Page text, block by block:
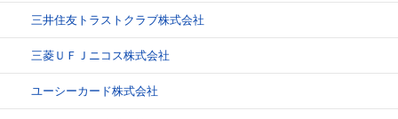
三井住友トラストクラブ株式会社
三菱ＵＦＪニコス株式会社
ユーシーカード株式会社